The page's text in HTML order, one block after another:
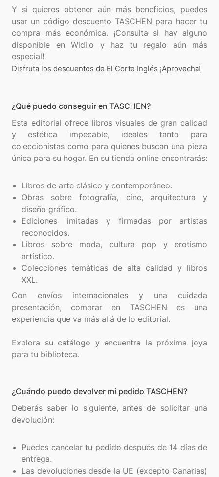
Y si quieres obtener aún más beneficios, puedes
usar un código descuento TASCHEN para hacer tu
compra más económica. ¡Consulta si hay alguno
disponible en Widilo y haz tu regalo aún más
Disfruta los descuentos de El Corte Inglés ¡Aprovecha!
¿Qué puedo conseguir en TASCHEN?
Esta editorial ofrece libros visuales de gran calidad
y estética impecable, ideales tanto para
coleccionistas como para quienes buscan una pieza
única para su hogar. En su tienda online encontrarás:
Libros de arte clásico y contemporáneo.
Obras sobre fotografía, cine, arquitectura y
diseño gráfico.
Ediciones limitadas y firmadas por artistas
reconocidos.
Libros sobre moda, cultura pop y erotismo
artístico.
Colecciones temáticas de alta calidad y libros
XXL.
Con envíos internacionales y una cuidada
presentación, comprar en TASCHEN es una
experiencia que va más allá de lo editorial.
Explora su catálogo y encuentra la próxima joya
¿Cuándo puedo devolver mi pedido TASCHEN?
Deberás saber lo siguiente, antes de solicitar una
devolución:
Puedes cancelar tu pedido después de 14 días de
entrega.
Las devoluciones desde la UE (excepto Canarias)